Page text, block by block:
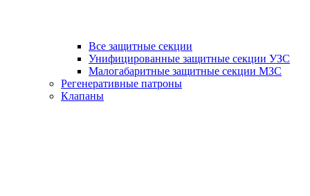
Все защитные секции
Унифицированные защитные секции УЗС
Малогабаритные защитные секции МЗС
Регенеративные патроны
Клапаны